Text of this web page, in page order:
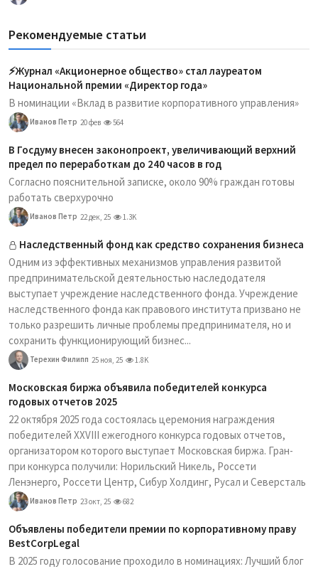
Рекомендуемые статьи
⚡️Журнал «Акционерное общество» стал лауреатом
Национальной премии «Директор года»
В номинации «Вклад в развитие корпоративного управления»
Иванов Петр 20 фев 564
В Госдуму внесен законопроект, увеличивающий верхний
предел по переработкам до 240 часов в год
Согласно пояснительной записке, около 90% граждан готовы
работать сверхурочно
Иванов Петр 22 дек, 25 1.3K
Наследственный фонд как средство сохранения бизнеса
Одним из эффективных механизмов управления развитой
предпринимательской деятельностью наследодателя
выступает учреждение наследственного фонда. Учреждение
наследственного фонда как правового института призвано не
только разрешить личные проблемы предпринимателя, но и
сохранить функционирующий бизнес...
Терехин Филипп 25 ноя, 25 1.8K
Московская биржа объявила победителей конкурса
годовых отчетов 2025
22 октября 2025 года состоялась церемония награждения
победителей XXVIII ежегодного конкурса годовых отчетов,
организатором которого выступает Московская биржа. Гран-
при конкурса получили: Норильский Никель, Россети
Ленэнерго, Россети Центр, Сибур Холдинг, Русал и Северсталь
Иванов Петр 23 окт, 25 682
Объявлены победители премии по корпоративному праву
BestCorpLegal
В 2025 году голосование проходило в номинациях: Лучший блог